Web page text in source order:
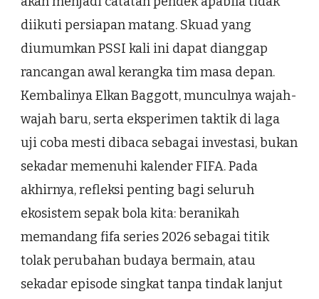
diikuti persiapan matang. Skuad yang
diumumkan PSSI kali ini dapat dianggap
rancangan awal kerangka tim masa depan.
Kembalinya Elkan Baggott, munculnya wajah-
wajah baru, serta eksperimen taktik di laga
uji coba mesti dibaca sebagai investasi, bukan
sekadar memenuhi kalender FIFA. Pada
akhirnya, refleksi penting bagi seluruh
ekosistem sepak bola kita: beranikah
memandang fifa series 2026 sebagai titik
tolak perubahan budaya bermain, atau
sekadar episode singkat tanpa tindak lanjut